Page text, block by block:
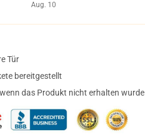
Aug. 10
Tür
bereitgestellt
das Produkt nicht erhalten wurde